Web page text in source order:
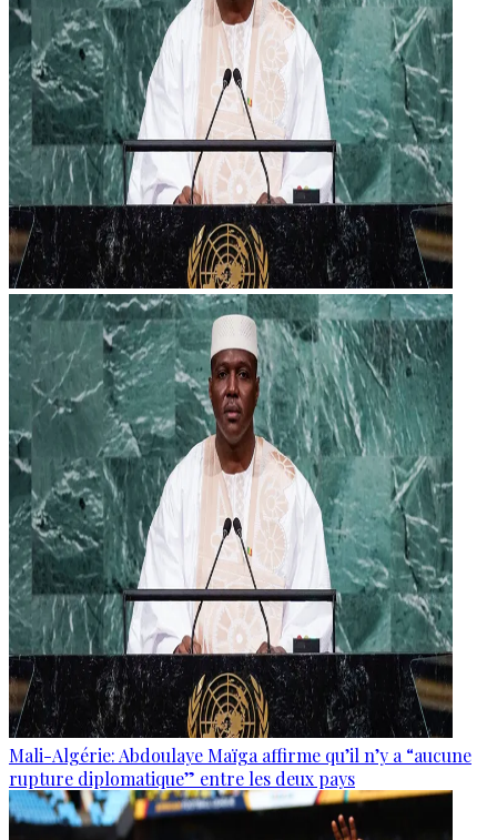
Mali-Algérie: Abdoulaye Maïga affirme qu’il n’y a “aucune
rupture diplomatique” entre les deux pays